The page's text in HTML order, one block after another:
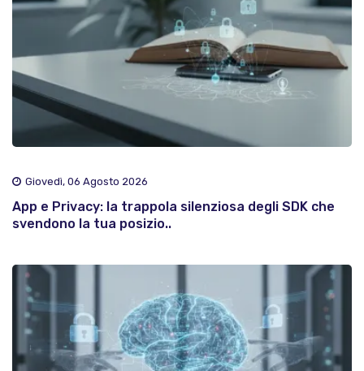
Giovedì, 06 Agosto 2026
App e Privacy: la trappola silenziosa degli SDK che
svendono la tua posizio..